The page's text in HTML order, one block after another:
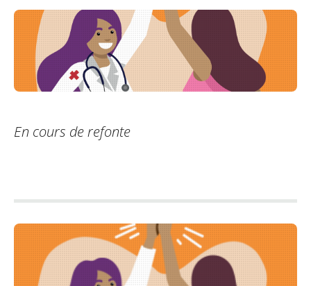
En cours de refonte